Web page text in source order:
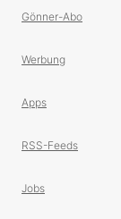
Gönner-Abo
Werbung
Apps
RSS-Feeds
Jobs